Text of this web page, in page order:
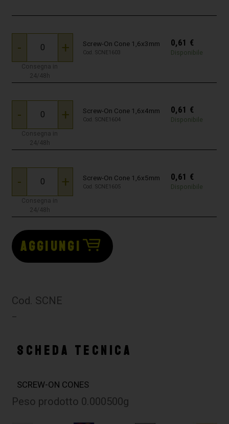
- +
Consegna in
24/48h
Screw-On Cone 1,6x3mm
Cod. SCNE1603
0,61 €
Disponibile
- +
Consegna in
24/48h
Screw-On Cone 1,6x4mm
Cod. SCNE1604
0,61 €
Disponibile
- +
Consegna in
24/48h
Screw-On Cone 1,6x5mm
Cod. SCNE1605
0,61 €
Disponibile
AGGIUNGI
Cod. SCNE
–
SCHEDA TECNICA
SCREW-ON CONES
Peso prodotto 0.000500g